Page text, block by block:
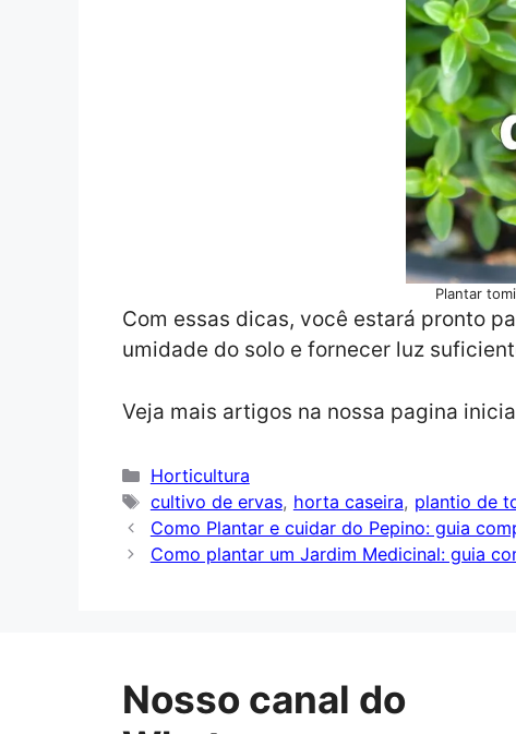
Plantar
Com essas dicas, você estará pronto
umidade do solo e fornecer luz
Veja mais artigos na nossa pagina
Categorias
Horticultura
Tags
cultivo de ervas, horta caseira, plantio de
Como Plantar e cuidar do Pepino: guia
Como plantar um Jardim Medicinal: guia
Nosso canal do